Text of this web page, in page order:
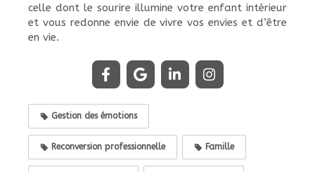
celle dont le sourire illumine votre enfant intérieur
et vous redonne envie de vivre vos envies et d’être
en vie.
Gestion des émotions
Reconversion professionnelle Famille